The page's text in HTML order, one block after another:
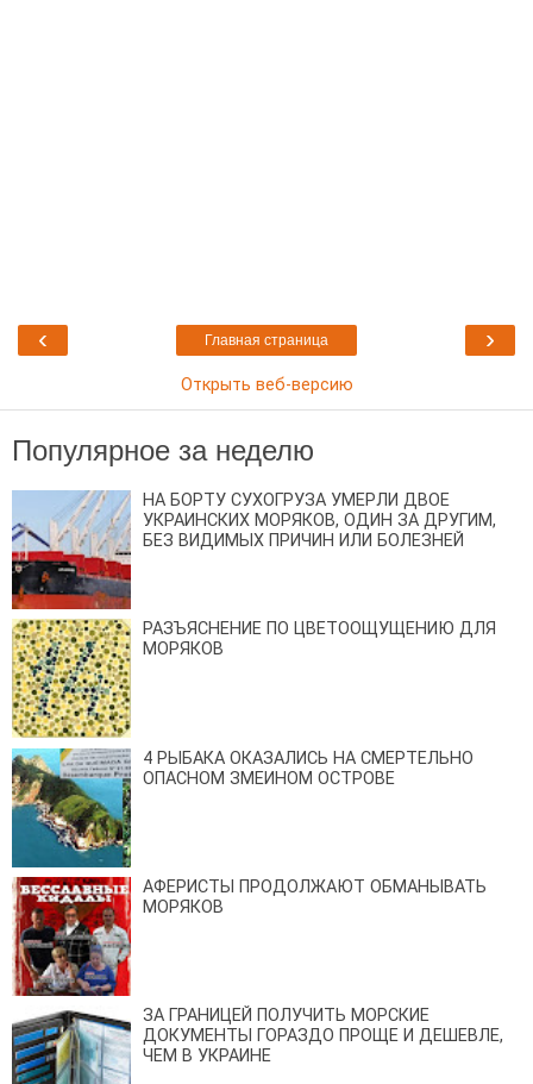
‹ ›
Главная страница
Открыть веб-версию
Популярное за неделю
НА БОРТУ СУХОГРУЗА УМЕРЛИ ДВОЕ
УКРАИНСКИХ МОРЯКОВ, ОДИН ЗА ДРУГИМ,
БЕЗ ВИДИМЫХ ПРИЧИН ИЛИ БОЛЕЗНЕЙ
РАЗЪЯСНЕНИЕ ПО ЦВЕТООЩУЩЕНИЮ ДЛЯ
МОРЯКОВ
4 РЫБАКА ОКАЗАЛИСЬ НА СМЕРТЕЛЬНО
ОПАСНОМ ЗМЕИНОМ ОСТРОВЕ
АФЕРИСТЫ ПРОДОЛЖАЮТ ОБМАНЫВАТЬ
МОРЯКОВ
ЗА ГРАНИЦЕЙ ПОЛУЧИТЬ МОРСКИЕ
ДОКУМЕНТЫ ГОРАЗДО ПРОЩЕ И ДЕШЕВЛЕ,
ЧЕМ В УКРАИНЕ